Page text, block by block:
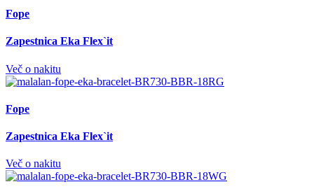
Fope
Zapestnica Eka Flex`it
Več o nakitu
Fope
Zapestnica Eka Flex`it
Več o nakitu